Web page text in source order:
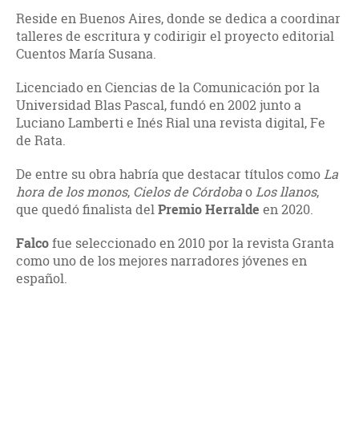
Reside en Buenos Aires, donde se dedica a coordinar
talleres de escritura y codirigir el proyecto editorial
Cuentos María Susana.
Licenciado en Ciencias de la Comunicación por la
Universidad Blas Pascal, fundó en 2002 junto a
Luciano Lamberti e Inés Rial una revista digital, Fe
de Rata.
De entre su obra habría que destacar títulos comoLa
hora de los monos, Cielos de CórdobaoLos llanos,
que quedó finalista delPremio Herralde en 2020.
Falcofue seleccionado en 2010 por la revista Granta
como uno de los mejores narradores jóvenes en
español.